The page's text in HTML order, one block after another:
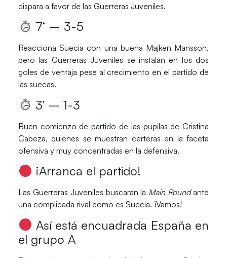
dispara a favor de las Guerreras Juveniles.
7‘ – 3-5
ReaccionaSuecia con una buena Majken Mansson,
pero las Guerreras Juveniles se instalan en los dos
goles de ventaja pese al crecimiento en el partido de
las suecas.
3′ – 1-3
Buen comienzo de partido de las pupilas deCristina
Cabeza, quienes se muestran certeras en la faceta
ofensiva y muy concentradas en la defensiva.
¡Arranca el partido!
Las Guerreras Juveniles buscarán la Main Round ante
una complicada rival como es Suecia. ¡Vamos!
Así está encuadrada España en
el grupo A